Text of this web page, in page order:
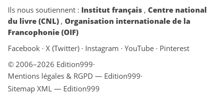
Ils nous soutiennent : Institut français , Centre national
du livre (CNL) , Organisation internationale de la
Francophonie (OIF)
Facebook · X (Twitter) · Instagram · YouTube · Pinterest
© 2006–2026 Edition999·
Mentions légales & RGPD — Edition999·
Sitemap XML — Edition999